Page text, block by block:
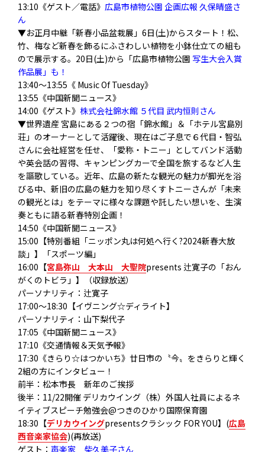
13:10《ゲスト／電話》 広島市植物公園 企画広報 久保晴盛さ
ん
▼お正月中継「新春小品盆栽展」6日(土)からスタート！松、
竹、 梅など新春を飾るにふさわしい植物を小鉢仕立ての組も
ので展示する。20日(土)から「広島市植物公園 写生大会入賞
作品展」も！
13:40〜13:55《 Music Of Tuesday》
13:55《中国新聞ニュース》
14:00《ゲスト》 株式会社錦水館 ５代目 武内恒則さん
▼世界遺産 宮島にある２つの宿「錦水館」＆「ホテル宮島別
荘」 のオーナーとして活躍後、現在はご子息で６代目・ 智弘
さんに会社経営を任せ、「愛称・トニー」 としてバンド活動
や英会話の習得、 キャンピングカーで全国を旅するなど人生
を謳歌している。近年、 広島の新たな観光の魅力が脚光を浴
びる中、 新旧の広島の魅力を知り尽くすトニーさんが「未来
の観光とは」 をテーマに様々な課題や託したい想いを、 生演
奏ともに語る新春特別企画！
14:50《中国新聞ニュース》
15:00【特別番組「ニッポン丸は何処へ行く?2024新春大放
談」】「スポーツ編」
16:00【宮島弥山 大本山 大聖院presents 辻寛子の「おん
がくのトビラ」】（収録放送）
パーソナリティ：辻寛子
17:00～18:30【イヴニング☆ディライト】
パーソナリティ：山下梨代子
17:05《中国新聞ニュース》
17:10《交通情報＆天気予報》
17:30《きらり☆はつかいち》廿日市の〝今〟をきらりと輝く
2組の方にインタビュー！
前半：松本市長 新年のご挨拶
後半：11/22開催 デリカウイング（株）外国人社員によるネ
イティブスピーチ勉強会@つきのひかり国際保育園
18:30【デリカウイングpresentsクラシック FOR YOU】(広島
西音楽家協会)(再放送)
ゲスト： 声楽家 柴久美子さん